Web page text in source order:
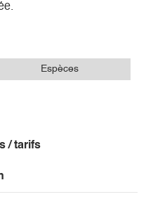
Espèces
/ tarifs